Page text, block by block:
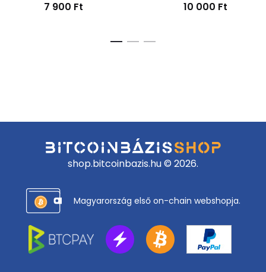
7 900 Ft
10 000 Ft
shop.bitcoinbazis.hu © 2026.
Magyarország első on-chain webshopja.